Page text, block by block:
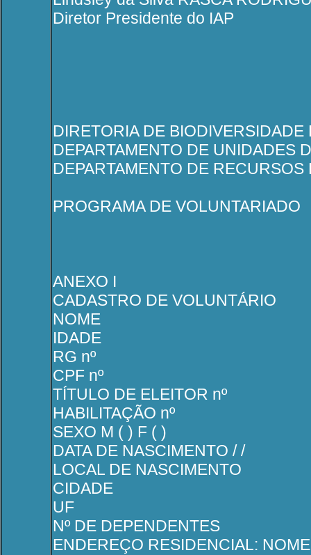
Diretor Presidente do IAP
DIRETORIA DE
DEPARTAMENTO DE UNIDADES
DEPARTAMENTO DE
PROGRAMA DE VOLUNTARIADO
ANEXO I
CADASTRO DE VOLUNTÁRIO
NOME
IDADE
RG nº
CPF nº
TÍTULO DE ELEITOR nº
HABILITAÇÃO nº
SEXO M ( ) F ( )
DATA DE NASCIMENTO / /
LOCAL DE NASCIMENTO
CIDADE
UF
Nº DE DEPENDENTES
ENDEREÇO RESIDENCIAL: